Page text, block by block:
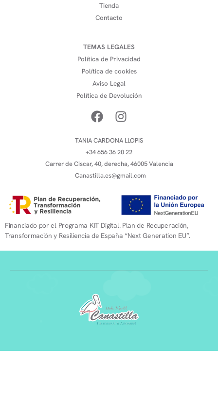
Tienda
Contacto
TEMAS LEGALES
Política de Privacidad
Política de cookies
Aviso Legal
Política de Devolución
TANIA CARDONA LLOPIS
+34 656 36 20 22
Carrer de Ciscar, 40, derecha, 46005 Valencia
Canastilla.es@gmail.com
Financiado por el Programa KIT Digital. Plan de Recuperación,
Transformación y Resiliencia de España “Next Generation EU”.